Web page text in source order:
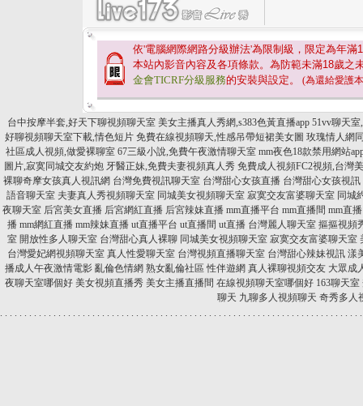
依'電腦網際網路分級辦法'為限制級，限定為年滿
本站內影音內容及各項條款。為防範未滿18歲之
金會TICRF分級服務的安裝與設定。 (為還給愛護
台中按摩半套,好天下聊視頻聊天室 美女主播真人秀網,s383色黃直播app 51vv聊天
好聊視頻聊天室下載,情色短片 免費在線視頻聊天,性感吊帶短裙美女圖 玫瑰情人網
社區成人視頻,做愛裸聊室 67三級小說,免費午夜激情聊天室 mm夜色18款禁用網站
圖片,寂寞同城交友約炮 牙醫正妹,免費夫妻視頻真人秀 免費成人視頻FC2視頻,台灣
裸聊奇摩女孩真人視訊網 台灣免費視訊聊天室 台灣甜心女孩直播 台灣甜心女孩視訊
語音聊天室 夫妻真人秀視頻聊天室 同城美女視頻聊天室 寂寞交友富婆聊天室 同城
夜聊天室 后宮美女直播 后宮網紅直播 后宮辣妹直播 mm直播平台 mm直播間 mm直播
播 mm網紅直播 mm辣妹直播 ut直播平台 ut直播間 ut直播 台灣麗人聊天室 摳摳視頻
室 開放性多人聊天室 台灣甜心真人裸聊 同城美女視頻聊天室 寂寞交友富婆聊天室
台灣愛妃網視頻聊天室 真人性愛聊天室 台灣視頻直播聊天室 台灣甜心辣妹視訊 漾
播成人午夜激情電影 亂倫色情網 熟女亂倫社區 性伴遊網 真人裸聊視頻交友 大眾成
夜聊天室哪個好 美女視頻直播秀 美女主播直播間 在線視頻聊天室哪個好 163聊天室
聊天 九聊多人視頻聊天 奇秀多人
. . . . . . . . . . . . . . . . . . . . . . . . . . . . . . . . . . . . . . . . . . . . . . . . . . . . . . . . . . . . . . . . . . . . . . . . . . .